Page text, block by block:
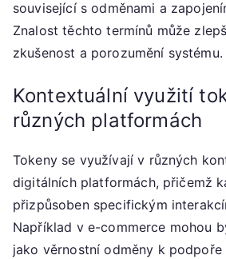
související s odměnami a
Znalost těchto termínů může
zkušenost a porozumění systému.
Kontextuální využití
různých platformách
Tokeny se využívají v různých
digitálních platformách, přičemž
přizpůsoben specifickým
Například v e-commerce mohou
jako věrnostní odměny k